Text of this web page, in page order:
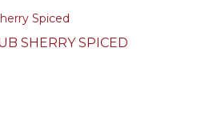
SHERRY SPICED